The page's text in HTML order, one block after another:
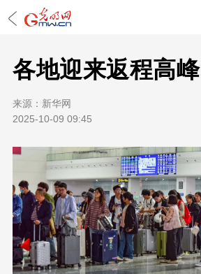
各地迎来返程高峰
来源： 新华网
2025-10-09 09:45